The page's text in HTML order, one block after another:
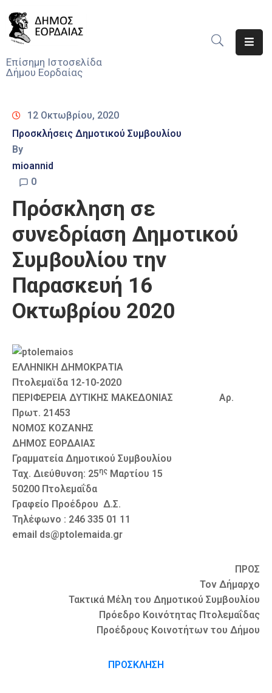
Επίσημη Ιστοσελίδα
Δήμου Εορδαίας
Νέα
Υπηρεσίες
Του
Δήμου
Προσκλήσεις
Αποφάσεις
Τηλέφωνα
Καιρός
12 Οκτωβρίου, 2020
Προσκλήσεις Δημοτικού Συμβουλίου
By
mioannid
0
Πρόσκληση σε
συνεδρίαση Δημοτικού
Συμβουλίου την
Παρασκευή 16
Οκτωβρίου 2020
ΕΛΛΗΝΙΚΗ ΔΗΜΟΚΡΑΤΙΑ
Πτολεμαϊδα 12-10-2020
ΠΕΡΙΦΕΡΕΙΑ ΔΥΤΙΚΗΣ ΜΑΚΕΔΟΝΙΑΣ Αρ.
Πρωτ. 21453
ΝΟΜΟΣ ΚΟΖΑΝΗΣ
ΔΗΜΟΣ ΕΟΡΔΑΙΑΣ
Γραμματεία Δημοτικού Συμβουλίου
Ταχ. Διεύθυνση: 25ης Μαρτίου 15
50200 Πτολεμαΐδα
Γραφείο Προέδρου Δ.Σ.
Τηλέφωνο : 246 335 01 11
email ds@ptolemaida.gr
ΠΡΟΣ
Τον Δήμαρχο
Τακτικά Μέλη του Δημοτικού Συμβουλίου
Πρόεδρο Κοινότητας Πτολεμαΐδας
Προέδρους Κοινοτήτων του Δήμου
ΠΡΟΣΚΛΗΣΗ